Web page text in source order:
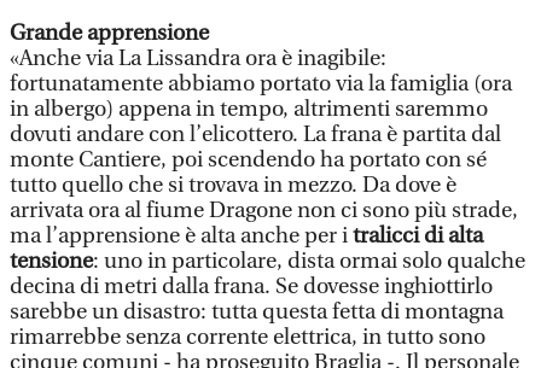
Grande apprensione
«Anche via La Lissandra ora è inagibile:
fortunatamente abbiamo portato via la famiglia (ora
in albergo) appena in tempo, altrimenti saremmo
dovuti andare con l’elicottero. La frana è partita dal
monte Cantiere, poi scendendo ha portato con sé
tutto quello che si trovava in mezzo. Da dove è
arrivata ora al fiume Dragone non ci sono più strade,
ma l’apprensione è alta anche per itralicci di alta
tensione: uno in particolare, dista ormai solo qualche
decina di metri dalla frana. Se dovesse inghiottirlo
sarebbe un disastro: tutta questa fetta di montagna
rimarrebbe senza corrente elettrica, in tutto sono
cinque comuni - ha proseguito Braglia -. Il personale